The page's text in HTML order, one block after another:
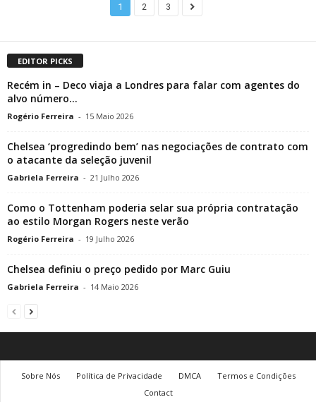
1 2 3
EDITOR PICKS
Recém in – Deco viaja a Londres para falar com agentes do
alvo número...
Rogério Ferreira - 15 Maio 2026
Chelsea ‘progredindo bem’ nas negociações de contrato com
o atacante da seleção juvenil
Gabriela Ferreira - 21 Julho 2026
Como o Tottenham poderia selar sua própria contratação
ao estilo Morgan Rogers neste verão
Rogério Ferreira - 19 Julho 2026
Chelsea definiu o preço pedido por Marc Guiu
Gabriela Ferreira - 14 Maio 2026
Sobre Nós Política de Privacidade DMCA
Termos e Condições
Contact